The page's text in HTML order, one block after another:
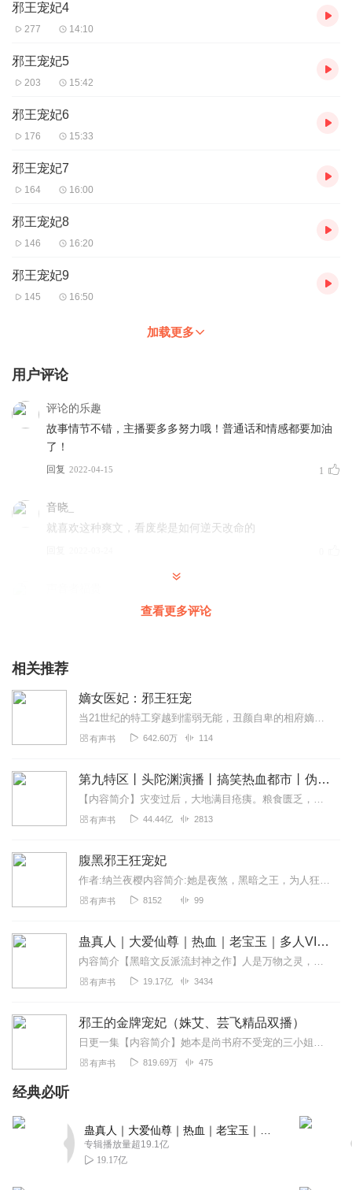
邪王宠妃4
277 14:10
邪王宠妃5
203 15:42
邪王宠妃6
176 15:33
邪王宠妃7
164 16:00
邪王宠妃8
146 16:20
邪王宠妃9
145 16:50
加载更多
用户评论
评论的乐趣
故事情节不错，主播要多多努力哦！普通话和情感都要加油
了！
回复 2022-04-15 1
音晓_
就喜欢这种爽文，看废柴是如何逆天改命的
主播加油！！！好棒啊！
袁小迈
还有音乐后期，赞一个
2022-03-24
狼读成了蓝都读了误导人
2022-09-08
查看更多评论
相关推荐
嫡女医妃：邪王狂宠
当21世纪的特工穿越到懦弱无能，丑颜自卑的相府嫡女身上之后。继母的阴狠，姐妹的毒辣，亲人的伪善，皆成了她踏上巅峰的基石。神秘的身世，离奇的阴谋，强大的实力，更变...
有声书 642.60万 114
第九特区丨头陀渊演播丨搞笑热血都市丨伪戒丨VIP免费多人有声剧
【内容简介】灾变过后，大地满目疮痍。粮食匮乏，资源紧俏，局势混乱……一位从待规划区杀出来的青年，背对着漫天黄沙，孤身来到九区谋生，却不曾想偶然结识三五好友，一念...
有声书 44.44亿 2813
腹黑邪王狂宠妃
作者:纳兰夜樱内容简介:她是夜煞，黑暗之王，为人狂妄霸道且没心没肺，腹黑狡诈却又极其护短。不料一朝穿越却成为将军府的花痴废柴小姐。被嫡姐虐打，大娘算计嫁给傻子。...
有声书 8152 99
蛊真人｜大爱仙尊｜热血｜老宝玉｜多人VIP免费有声剧
内容简介【黑暗文反派流封神之作】人是万物之灵，蛊是天地真精。一个穿越者不断重生的故事。一个养蛊、炼蛊、用蛊的奇特世界。配音组（男角色）老宝玉旁白...
有声书 19.17亿 3434
邪王的金牌宠妃（姝艾、芸飞精品双播）
日更一集【内容简介】她本是尚书府不受宠的三小姐，被逼迫致死。他是丰神俊朗，高高在上的王爷。十年前，她扒了他的裤子，将他揣入湖中。十年后，重生的她，浴血归来，势要...
有声书 819.69万 475
经典必听
专辑播放量超19.1亿
19.17亿